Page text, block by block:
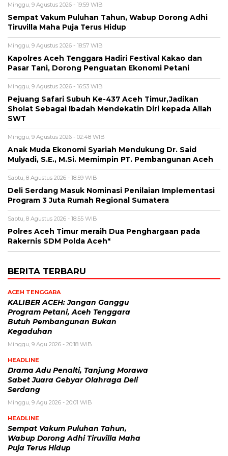
Minggu, 9 Agustus 2026 - 19:59 WIB
Sempat Vakum Puluhan Tahun, Wabup Dorong Adhi
Tiruvilla Maha Puja Terus Hidup
Minggu, 9 Agustus 2026 - 18:57 WIB
Kapolres Aceh Tenggara Hadiri Festival Kakao dan
Pasar Tani, Dorong Penguatan Ekonomi Petani
Minggu, 9 Agustus 2026 - 16:53 WIB
Pejuang Safari Subuh Ke-437 Aceh Timur,Jadikan
Sholat Sebagai Ibadah Mendekatin Diri kepada Allah
SWT
Minggu, 9 Agustus 2026 - 02:48 WIB
Anak Muda Ekonomi Syariah Mendukung Dr. Said
Mulyadi, S.E., M.Si. Memimpin PT. Pembangunan Aceh
Sabtu, 8 Agustus 2026 - 18:59 WIB
Deli Serdang Masuk Nominasi Penilaian Implementasi
Program 3 Juta Rumah Regional Sumatera
Sabtu, 8 Agustus 2026 - 18:55 WIB
Polres Aceh Timur meraih Dua Penghargaan pada
Rakernis SDM Polda Aceh*
BERITA TERBARU
ACEH TENGGARA
KALIBER ACEH: Jangan Ganggu
Program Petani, Aceh Tenggara
Butuh Pembangunan Bukan
Kegaduhan
Minggu, 9 Agu 2026 - 20:18 WIB
HEADLINE
Drama Adu Penalti, Tanjung Morawa
Sabet Juara Gebyar Olahraga Deli
Serdang
Minggu, 9 Agu 2026 - 20:01 WIB
HEADLINE
Sempat Vakum Puluhan Tahun,
Wabup Dorong Adhi Tiruvilla Maha
Puja Terus Hidup